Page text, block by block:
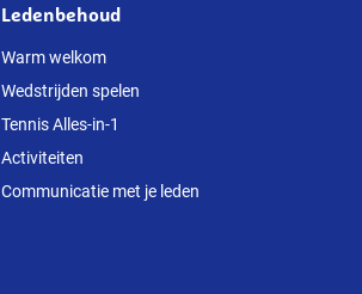
Ledenbehoud
Warm welkom
Wedstrijden spelen
Tennis Alles-in-1
Activiteiten
Communicatie met je leden